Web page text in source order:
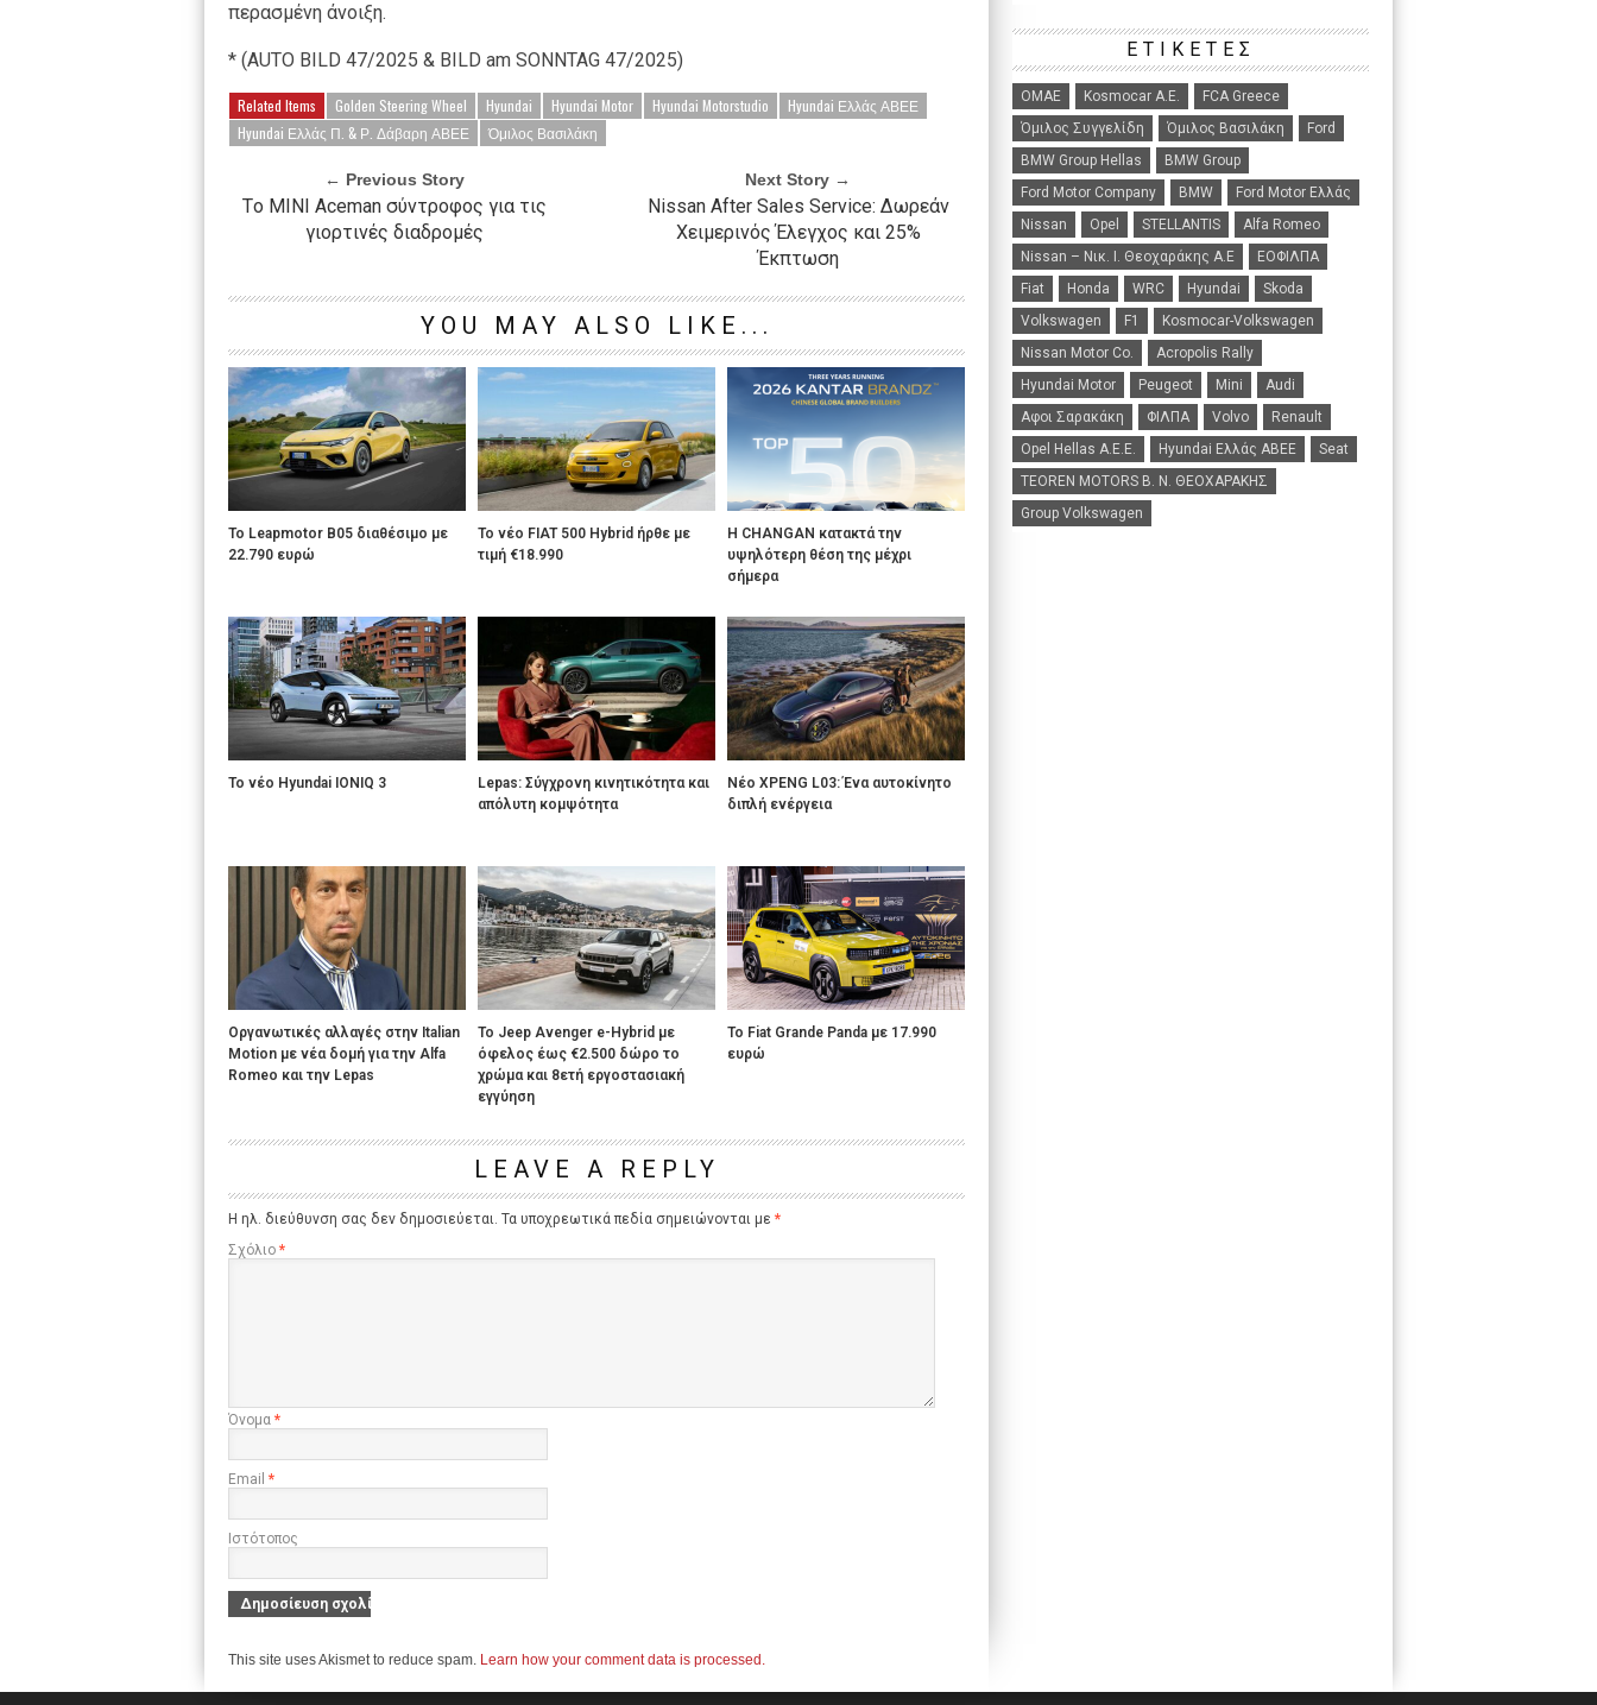
περασμένη άνοιξη.
* (AUTO BILD 47/2025 & BILD am SONNTAG 47/2025)
Related Items Golden Steering Wheel Hyundai Hyundai Motor Hyundai Motorstudio
Hyundai Ελλάς ΑΒΕΕ
Hyundai Ελλάς Π. & Ρ. Δάβαρη ΑΒΕΕ
Όμιλος Βασιλάκη
← Previous Story
Tο MINI Aceman σύντροφος για τις
γιορτινές διαδρομές
Next Story →
Nissan After Sales Service: Δωρεάν
Χειμερινός Έλεγχος και 25%
Έκπτωση
YOU MAY ALSO LIKE...
Το Leapmotor B05 διαθέσιμο με
22.790 ευρώ
To νέο FIAT 500 Hybrid ήρθε με
τιμή €18.990
Η CHANGAN κατακτά την
υψηλότερη θέση της μέχρι
σήμερα
Το νέο Hyundai IONIQ 3
Lepas: Σύγχρονη κινητικότητα και
απόλυτη κομψότητα
Νέο XPENG L03: Ένα αυτοκίνητο
διπλή ενέργεια
Οργανωτικές αλλαγές στην Italian
Motion με νέα δομή για την Alfa
Romeo και την Lepas
Το Jeep Avenger e-Hybrid με
όφελος έως €2.500 δώρο το
χρώμα και 8ετή εργοστασιακή
εγγύηση
Το Fiat Grande Panda με 17.990
ευρώ
LEAVE A REPLY
Η ηλ. διεύθυνση σας δεν δημοσιεύεται. Τα υποχρεωτικά πεδία σημειώνονται με *
Σχόλιο *
Όνομα *
Email *
Ιστότοπος
This site uses Akismet to reduce spam. Learn how your comment data is processed.
ΕΤΙΚΈΤΕΣ
ΟΜΑΕ Kosmocar Α.Ε.
FCA Greece
Όμιλος Συγγελίδη
Όμιλος Βασιλάκη
Ford
BMW Group Hellas
BMW Group
Ford Motor Company
BMW
Ford Motor Ελλάς
Nissan
Opel STELLANTIS
Alfa Romeo
Nissan – Νικ. Ι. Θεοχαράκης Α.Ε
ΕΟΦΙΛΠΑ
Fiat
Honda WRC Hyundai
Skoda
Volkswagen
F1
Kosmocar-Volkswagen
Nissan Motor Co.
Acropolis Rally
Hyundai Motor
Peugeot Mini
Audi
Αφοι Σαρακάκη
ΦΙΛΠΑ Volvo
Renault
Opel Hellas A.E.E.
Hyundai Ελλάς ΑΒΕΕ
Seat
TEOREN MOTORS B. N. ΘΕΟΧΑΡΑΚΗΣ
Group Volkswagen